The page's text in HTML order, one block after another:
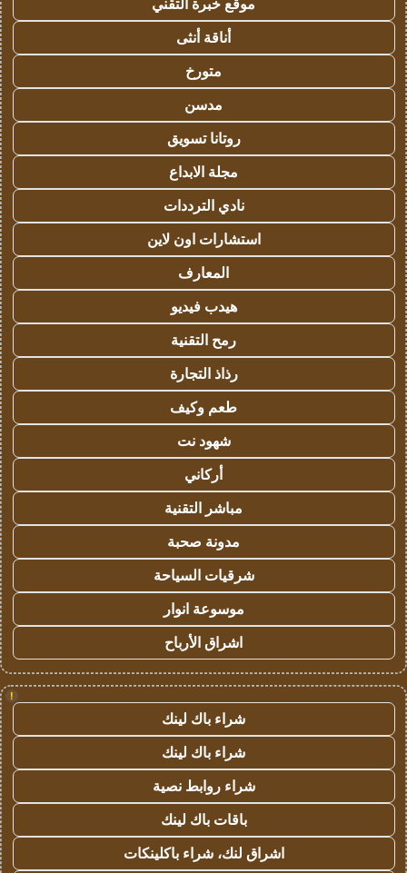
موقع خبرة التقني
أناقة أنثى
متورخ
مدسن
روتانا تسويق
مجلة الابداع
نادي الترددات
استشارات اون لاين
المعارف
هيدب فيديو
رمح التقنية
رذاذ التجارة
طعم وكيف
شهود نت
أركاني
مباشر التقنية
مدونة صحبة
شرقيات السياحة
موسوعة انوار
اشراق الأرباح
!
شراء باك لينك
شراء باك لينك
شراء روابط نصية
باقات باك لينك
اشراق لنك، شراء باكلينكات